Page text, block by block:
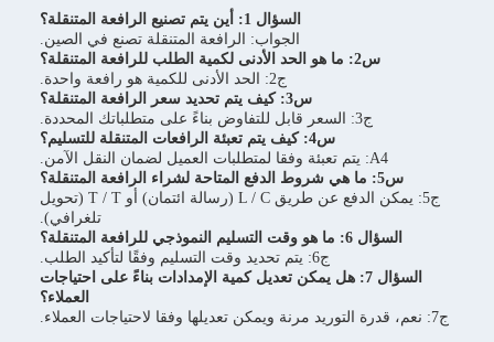
السؤال 1: أين يتم تصنيع الرافعة المتنقلة؟
الجواب: الرافعة المتنقلة تصنع في الصين.
س2: ما هو الحد الأدنى لكمية الطلب للرافعة المتنقلة؟
ج2: الحد الأدنى للكمية هو رافعة واحدة.
س3: كيف يتم تحديد سعر الرافعة المتنقلة؟
ج3: السعر قابل للتفاوض بناءً على متطلباتك المحددة.
س4: كيف يتم تعبئة الرافعات المتنقلة للتسليم؟
A4: يتم تعبئة وفقا لمتطلبات العميل لضمان النقل الآمن.
س5: ما هي شروط الدفع المتاحة لشراء الرافعة المتنقلة؟
ج5: يمكن الدفع عن طريق L / C (رسالة ائتمان) أو T / T (تحويل
تلغرافي).
السؤال 6: ما هو وقت التسليم النموذجي للرافعة المتنقلة؟
ج6: يتم تحديد وقت التسليم وفقًا لتأكيد الطلب.
السؤال 7: هل يمكن تعديل كمية الإمدادات بناءً على احتياجات
العملاء؟
ج7: نعم، قدرة التوريد مرنة ويمكن تعديلها وفقا لاحتياجات العملاء.